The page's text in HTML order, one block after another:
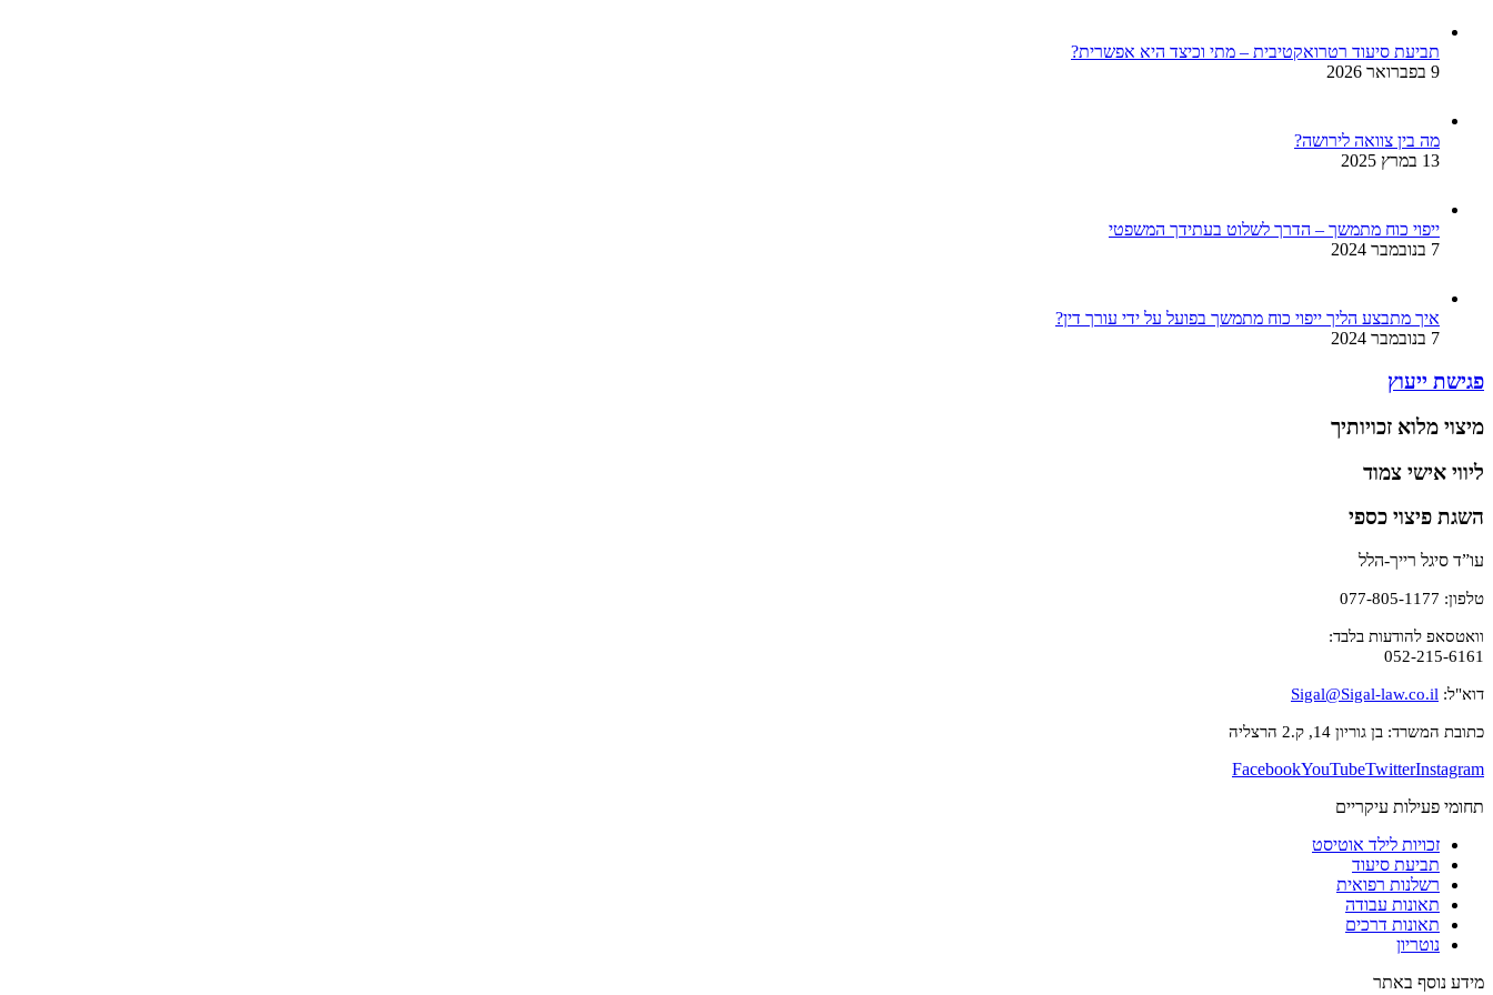
תביעת סיעוד רטרואקטיבית – מתי וכיצד היא אפשרית?
9 בפברואר 2026
מה בין צוואה לירושה?
13 במרץ 2025
ייפוי כוח מתמשך – הדרך לשלוט בעתידך המשפטי
7 בנובמבר 2024
איך מתבצע הליך ייפוי כוח מתמשך בפועל על ידי עורך דין?
7 בנובמבר 2024
פגישת ייעוץ
מיצוי מלוא זכויותיך
ליווי אישי צמוד
השגת פיצוי כספי
עו”ד סיגל רייך-הלל
טלפון: 077-805-1177
וואטסאפ להודעות בלבד:
052-215-6161
דוא"ל: Sigal@Sigal-law.co.il
כתובת המשרד: בן גוריון 14, ק.2 הרצליה
FacebookYouTubeTwitterInstagram
תחומי פעילות עיקריים
זכויות לילד אוטיסט
תביעת סיעוד
רשלנות רפואית
תאונות עבודה
תאונות דרכים
נוטריון
מידע נוסף באתר